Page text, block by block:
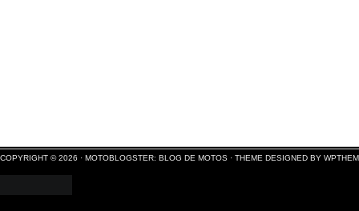
COPYRIGHT © 2026 · MOTOBLOGSTER: BLOG DE MOTOS · THEME DESIGNED BY